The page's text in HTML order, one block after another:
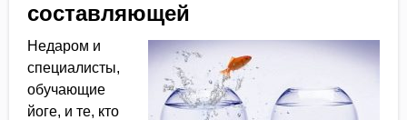
составляющей
Недаром и
специалисты,
обучающие
йоге, и те, кто